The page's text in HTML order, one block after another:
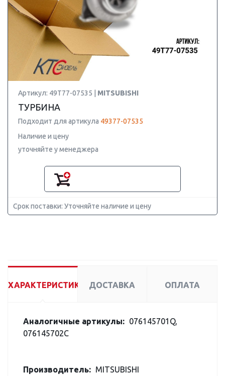
Артикул: 49T77-07535 | MITSUBISHI
ТУРБИНА
Подходит для артикула 49377-07535
Наличие и цену
уточняйте у менеджера
Срок поставки: Уточняйте наличие и цену
ХАРАКТЕРИСТИКИ ДОСТАВКА ОПЛАТА
Аналогичные артикулы: 076145701Q,
076145702C
Производитель: MITSUBISHI